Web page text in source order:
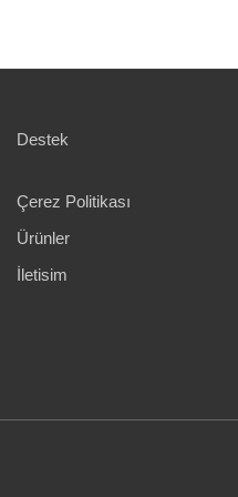
Destek
Çerez Politikası
Ürünler
İletisim